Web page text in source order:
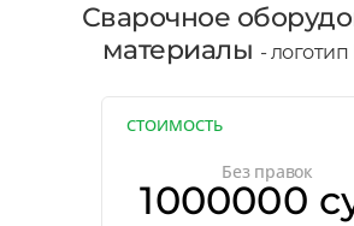
Сварочное
материалы -
СТОИМОСТЬ
Без правок
1000000